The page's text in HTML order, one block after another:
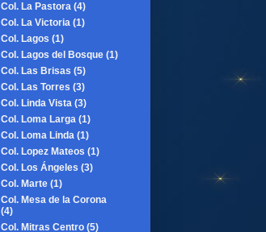
Col. La Pastora (4)
Col. La Victoria (1)
Col. Lagos (1)
Col. Lagos del Bosque (1)
Col. Las Brisas (5)
Col. Las Torres (3)
Col. Linda Vista (3)
Col. Loma Larga (1)
Col. Loma Linda (1)
Col. Lopez Mateos (1)
Col. Los Ángeles (3)
Col. Marte (1)
Col. Mesa de la Corona
(4)
Col. Mitras Centro (5)